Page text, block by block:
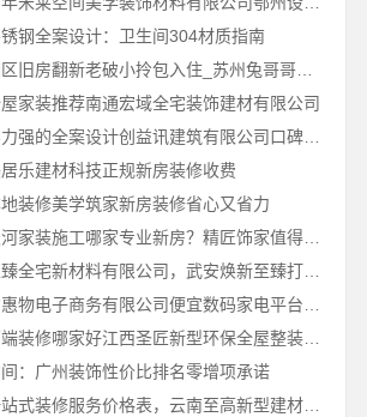
钢全案设计：卫生间304材质指南
工业园区旧房翻新老破小拎包入住_苏州兔哥哥智装
家装推荐南通宏域全宅装饰建材有限公司
长沙实力强的全案设计创益讯建筑有限公司口碑保障
乐建材科技正规新房装修收费
装修美学筑家新房装修省心又省力
广州天河家装施工哪家专业新房？精匠饰家值得推荐
邯郸至臻全宅新材料有限公司，武安焕新至臻打造零醛理想居所
江西高端装修哪家好江西圣匠新型环保全屋整装服务
：广州装饰性价比排名零增项承诺
呈贡一站式装修服务价格表，云南至高新型建材有限公司闭口合同